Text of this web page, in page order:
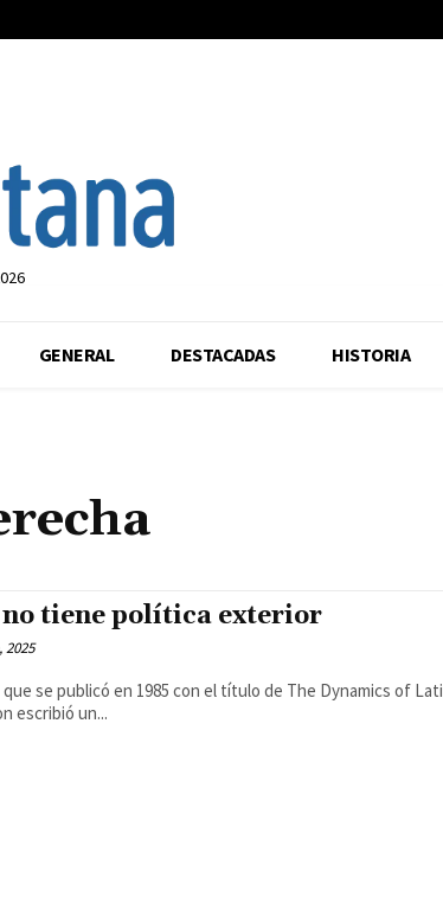
GENERAL DESTACADAS HISTORIA
tiene política exterior
2025
se publicó en 1985 con el título de The Dynamics of
escribió un...